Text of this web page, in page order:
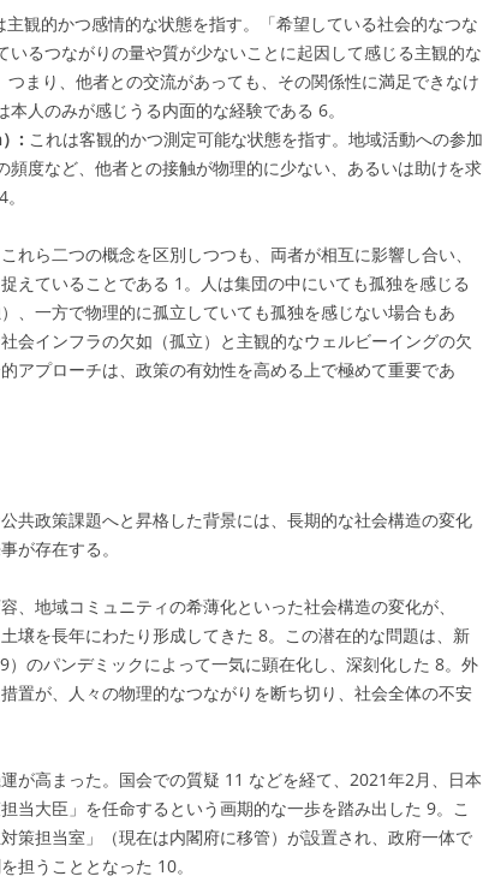
主観的かつ感情的な状態を指す。「希望している社会的なつな
いるつながりの量や質が少ないことに起因して感じる主観的な
つまり、他者との交流があっても、その関係性に満足できなけ
本人のみが感じうる内面的な経験である 6。
: これは客観的かつ測定可能な状態を指す。地域活動への参加
頻度など、他者との接触が物理的に少ない、あるいは助けを求
4。
れら二つの概念を区別しつつも、両者が相互に影響し合い、
えていることである 1 。人は集団の中にいても孤独を感じる
、一方で物理的に孤立していても孤独を感じない場合もあ
会インフラの欠如（孤立）と主観的なウェルビーイングの欠
アプローチは、政策の有効性を高める上で極めて重要であ
共政策課題へと昇格した背景には、長期的な社会構造の変化
が存在する。
、地域コミュニティの希薄化といった社会構造の変化が、
壌を長年にわたり形成してきた 8。この潜在的な問題は、新
のパンデミックによって一気に顕在化し、深刻化した 8。外
置が、人々の物理的なつながりを断ち切り、社会全体の不安
が高まった。国会での質疑 11 などを経て、2021年2月、日本
当大臣」を任命するという画期的な一歩を踏み出した 9。こ
策担当室」（現在は内閣府に移管）が設置され、政府一体で
担うこととなった 10。